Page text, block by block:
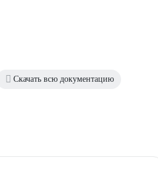
Скачать всю документацию